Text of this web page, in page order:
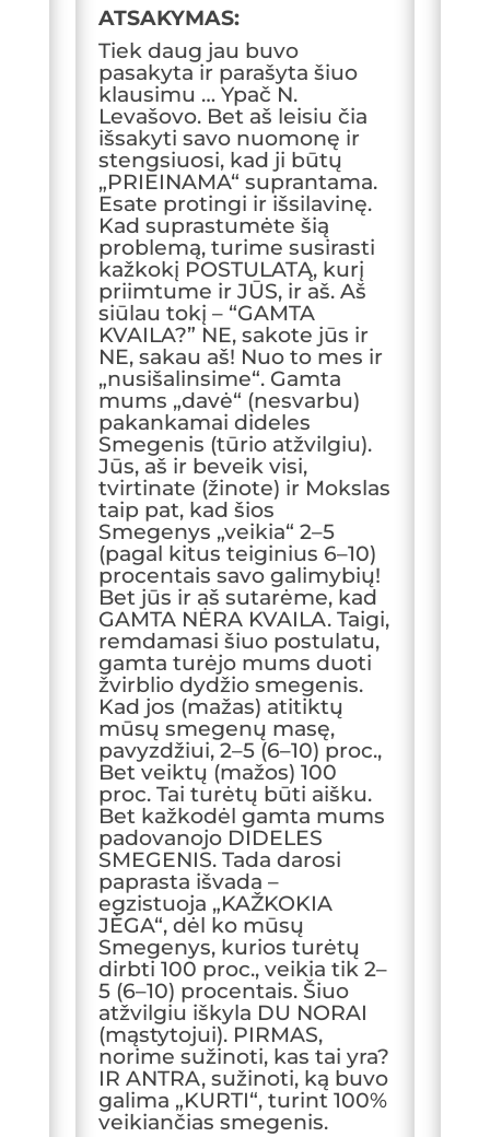
ATSAKYMAS:
Tiek daug jau buvo
pasakyta ir parašyta šiuo
klausimu … Ypač N.
Levašovo. Bet aš leisiu čia
išsakyti savo nuomonę ir
stengsiuosi, kad ji būtų
„PRIEINAMA“ suprantama.
Esate protingi ir išsilavinę.
Kad suprastumėte šią
problemą, turime susirasti
kažkokį POSTULATĄ, kurį
priimtume ir JŪS, ir aš. Aš
siūlau tokį – “GAMTA
KVAILA?” NE, sakote jūs ir
NE, sakau aš! Nuo to mes ir
„nusišalinsime“. Gamta
mums „davė“ (nesvarbu)
pakankamai dideles
Smegenis (tūrio atžvilgiu).
Jūs, aš ir beveik visi,
tvirtinate (žinote) ir Mokslas
taip pat, kad šios
Smegenys „veikia“ 2–5
(pagal kitus teiginius 6–10)
procentais savo galimybių!
Bet jūs ir aš sutarėme, kad
GAMTA NĖRA KVAILA. Taigi,
remdamasi šiuo postulatu,
gamta turėjo mums duoti
žvirblio dydžio smegenis.
Kad jos (mažas) atitiktų
mūsų smegenų masę,
pavyzdžiui, 2–5 (6–10) proc.,
Bet veiktų (mažos) 100
proc. Tai turėtų būti aišku.
Bet kažkodėl gamta mums
padovanojo DIDELES
SMEGENIS. Tada darosi
paprasta išvada –
egzistuoja „KAŽKOKIA
JĖGA“, dėl ko mūsų
Smegenys, kurios turėtų
dirbti 100 proc., veikia tik 2–
5 (6–10) procentais. Šiuo
atžvilgiu iškyla DU NORAI
(mąstytojui). PIRMAS,
norime sužinoti, kas tai yra?
IR ANTRA, sužinoti, ką buvo
galima „KURTI“, turint 100%
veikiančias smegenis.